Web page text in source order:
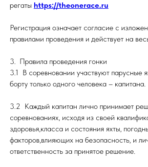
регаты https://theonerace.ru
Регистрация означает согласие с
правилами проведения и действует на
3. Правила проведения гонки
3.1 В соревновании участвуют парусные
борту только одного человека – капитана.
3.2 Каждый капитан лично принимает
соревнованиях, исходя из своей
здоровья,класса и состояния яхты,
факторов,влияющих на безопасность, и
ответственность за принятое решение.